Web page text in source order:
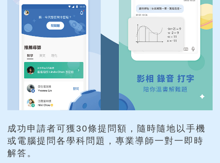
成功申請者可獲30條提問額，隨時隨地以手機
或電腦提問各學科問題，專業導師一對一即時
解答。